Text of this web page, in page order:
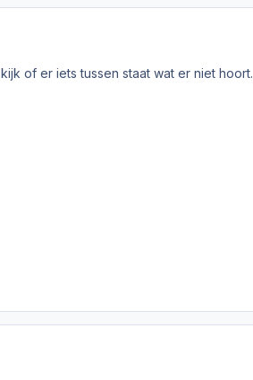
of er iets tussen staat wat er niet hoort.